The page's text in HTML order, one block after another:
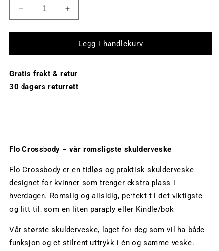
Reduser
mengde
av
Crossbody
Svart
Øk
antall
av
Crossbody
Svart
Legg i handlekurv
Gratis frakt & retur
30 dagers returrett
Flo Crossbody – vår romsligste skulderveske
Flo Crossbody er en tidløs og praktisk skulderveske
designet for kvinner som trenger ekstra plass i
hverdagen. Romslig og allsidig, perfekt til det viktigste
og litt til, som en liten paraply eller Kindle/bok.
Vår største skulderveske, laget for deg som vil ha både
funksjon og et stilrent uttrykk i én og samme veske.